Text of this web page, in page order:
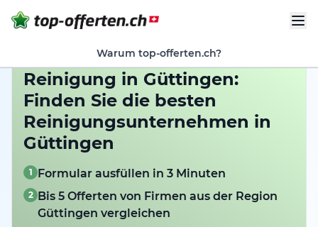
Warum top-offerten.ch?
Reinigung in Güttingen:
Finden Sie die besten
Reinigungsunternehmen in
Güttingen
1 Formular ausfüllen in 3 Minuten
2 Bis 5 Offerten von Firmen aus der Region
Güttingen vergleichen